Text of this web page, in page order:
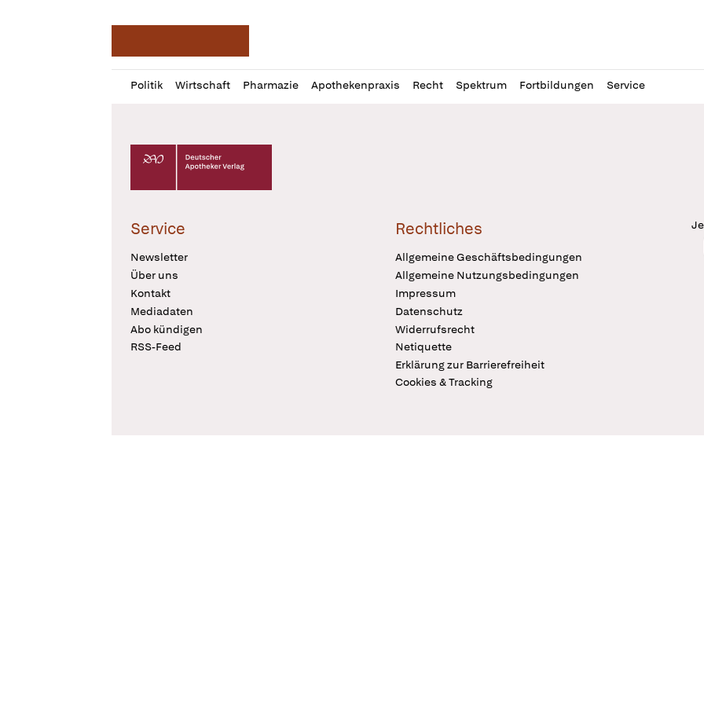
Politik Wirtschaft Pharmazie Apothekenpraxis Recht Spektrum Fortbildungen Service
Profil
öffnen
Daz
Pur
Deutscher Apotheker Verlag Logo
Service
Newsletter
Über uns
Kontakt
Mediadaten
Abo kündigen
RSS-Feed
Rechtliches
Allgemeine Geschäftsbedingungen
Allgemeine Nutzungsbedingungen
Impressum
Datenschutz
Widerrufsrecht
Netiquette
Erklärung zur Barrierefreiheit
Cookies & Tracking